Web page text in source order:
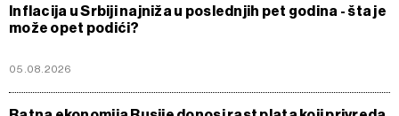
Inflacija u Srbiji najniža u poslednjih pet godina - šta je
može opet podići?
05.08.2026